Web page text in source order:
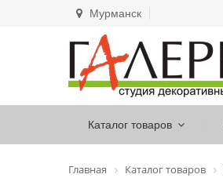
Мурманск
Каталог товаров
Главная Каталог товаров